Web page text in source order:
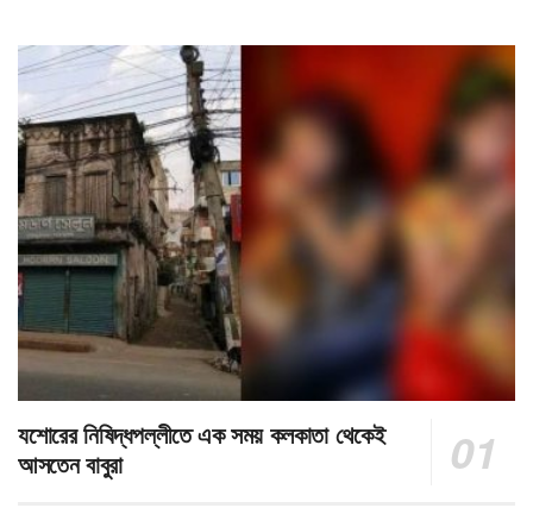
যশোরের নিষিদ্ধপল্লীতে এক সময় কলকাতা থেকেই
আসতেন বাবুরা